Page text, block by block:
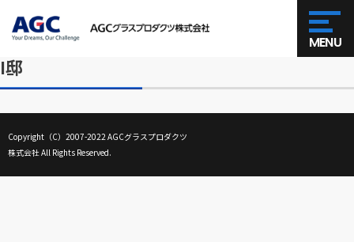
MENU
I邸
Copyright（C）2007-2022 AGCグラスプロダクツ
株式会社 All Rights Reserved.